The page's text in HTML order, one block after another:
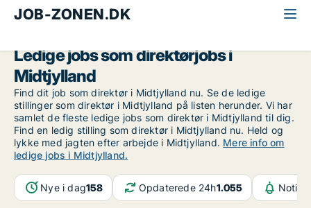
JOB-ZONEN.DK
Ledige jobs som direktørjobs i
Midtjylland
Find dit job som direktør i Midtjylland nu. Se de ledige
stillinger som direktør i Midtjylland på listen herunder. Vi har
samlet de fleste ledige jobs som direktør i Midtjylland til dig.
Find en ledig stilling som direktør i Midtjylland nu. Held og
lykke med jagten efter arbejde i Midtjylland. Mere info om
ledige jobs i Midtjylland.
Nye i dag158 Opdaterede 24h1.055